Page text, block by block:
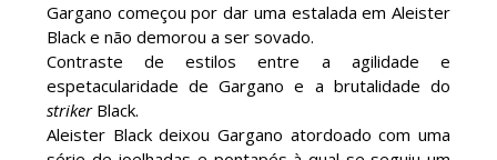
RETENÇÃO DRAMÁTICA DO TÍTULO: Kyle
Fletcher supera Speedball Mike Bailey em
combate brutal no Grand Slam Mexico
Unknown-Aug 06 2026
Gargano começou por dar uma estalada em Aleister
Black e não demorou a ser sovado.
Contraste de estilos entre a agilidade e
espetacularidade de Gargano e a brutalidade do
strikerBlack.
Aleister Black deixou Gargano atordoado com uma